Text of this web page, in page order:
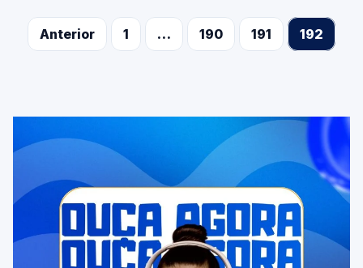
Anterior 1 … 190 191 192